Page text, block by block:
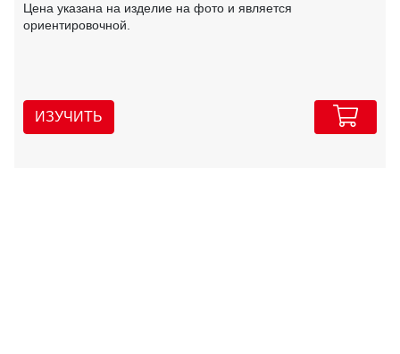
Цена указана на изделие на фото и является
ориентировочной.
ИЗУЧИТЬ